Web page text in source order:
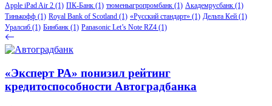
Apple iPad Air 2 (1) ПК-Банк (1) тюменьагропромбанк (1) Академрусбанк (1)
Тинькофф (1) Royal Bank of Scotland (1) «Русский стандарт» (1) Дельта Кей (1)
Уралсиб (1) Бинбанк (1) Panasonic Let’s Note RZ4 (1)
«Эксперт РА» понизил рейтинг
кредитоспособности Автоградбанка